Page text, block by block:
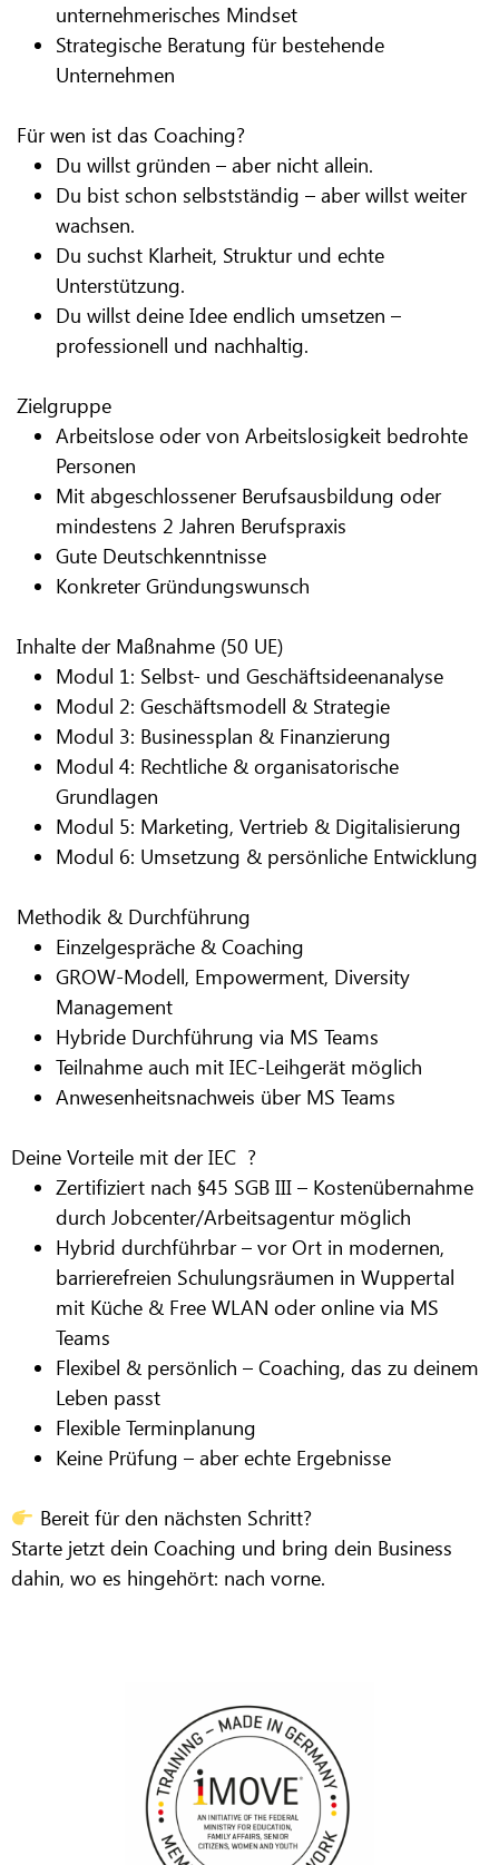
unternehmerisches Mindset
Strategische Beratung für bestehende
Unternehmen
Für wen ist das Coaching?
Du willst gründen – aber nicht allein.
Du bist schon selbstständig – aber willst weiter
wachsen.
Du suchst Klarheit, Struktur und echte
Unterstützung.
Du willst deine Idee endlich umsetzen –
professionell und nachhaltig.
Zielgruppe
Arbeitslose oder von Arbeitslosigkeit bedrohte
Personen
Mit abgeschlossener Berufsausbildung oder
mindestens 2 Jahren Berufspraxis
Gute Deutschkenntnisse
Konkreter Gründungswunsch
Inhalte der Maßnahme (50 UE)
Modul 1: Selbst- und Geschäftsideenanalyse
Modul 2: Geschäftsmodell & Strategie
Modul 3: Businessplan & Finanzierung
Modul 4: Rechtliche & organisatorische
Grundlagen
Modul 5: Marketing, Vertrieb & Digitalisierung
Modul 6: Umsetzung & persönliche Entwicklung
Methodik & Durchführung
Einzelgespräche & Coaching
GROW-Modell, Empowerment, Diversity
Management
Hybride Durchführung via MS Teams
Teilnahme auch mit IEC-Leihgerät möglich
Anwesenheitsnachweis über MS Teams
Deine Vorteile mit der IEC ?​
Zertifiziert nach §45 SGB III – Kostenübernahme
durch Jobcenter/Arbeitsagentur möglich
Hybrid durchführbar – vor Ort in modernen,
barrierefreien Schulungsräumen in Wuppertal
mit Küche & Free WLAN oder online via MS
Teams
Flexibel & persönlich – Coaching, das zu deinem
Leben passt
Flexible Terminplanung
Keine Prüfung – aber echte Ergebnisse
Bereit für den nächsten Schritt?
Starte jetzt dein Coaching und bring dein Business
dahin, wo es hingehört: nach vorne.